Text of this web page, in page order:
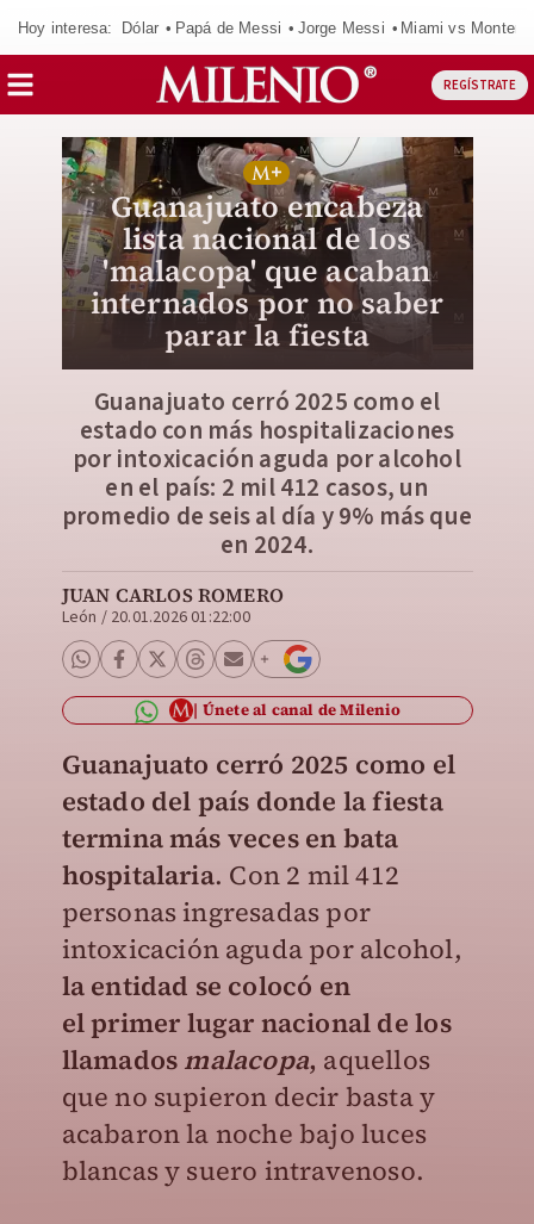
Hoy interesa: Dólar Papá de Messi Jorge Messi Miami vs
REGÍSTRATE
Guanajuato encabeza
lista nacional de los
'malacopa' que acaban
internados por no saber
parar la fiesta
Guanajuato cerró 2025 como el
estado con más hospitalizaciones
por intoxicación aguda por alcohol
en el país: 2 mil 412 casos, un
promedio de seis al día y 9% más que
en 2024.
JUAN CARLOS ROMERO
León / 20.01.2026 01:22:00
Únete al canal de Milenio
Guanajuato cerró 2025 como el
estado del país donde la fiesta
termina más veces en bata
hospitalaria. Con 2 mil 412
personas ingresadas por
intoxicación aguda por alcohol,
la entidad se colocó en
el primer lugar nacional de los
llamados malacopa, aquellos
que no supieron decir basta y
acabaron la noche bajo luces
blancas y suero intravenoso.